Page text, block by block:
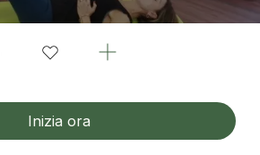
Inizia ora